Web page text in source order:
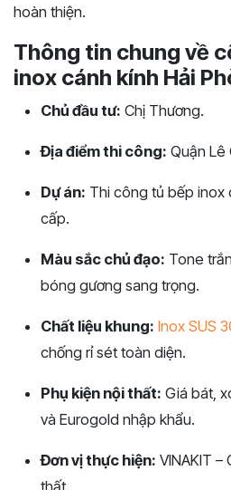
hoàn thiện.
Thông tin chung về
inox cánh kính Hải
Chủ đầu tư: Chị Thương.
Địa điểm thi công: Quận Lê
Dự án: Thi công tủ bếp inox
cấp.
Màu sắc chủ đạo: Tone
bóng gương sang trọng.
Chất liệu khung: Inox SUS
chống rỉ sét toàn diện.
Phụ kiện nội thất: Giá bát,
và Eurogold nhập khẩu.
Đơn vị thực hiện: VINAKIT –